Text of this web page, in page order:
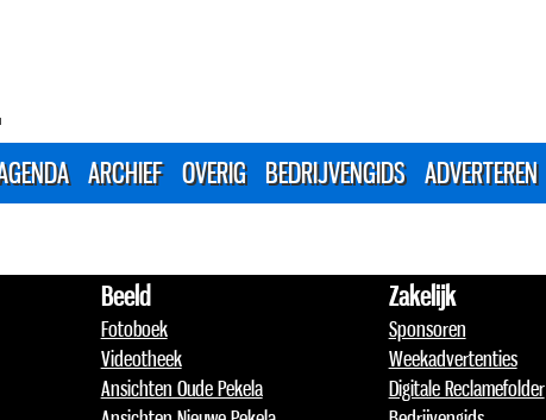
ARCHIEF OVERIG BEDRIJVENGIDS ADVERTEREN
Beeld
Fotoboek
Videotheek
Ansichten Oude Pekela
Zakelijk
Sponsoren
Weekadvertenties
Digitale Reclamefolder